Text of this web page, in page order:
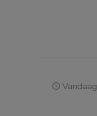
Vandaag